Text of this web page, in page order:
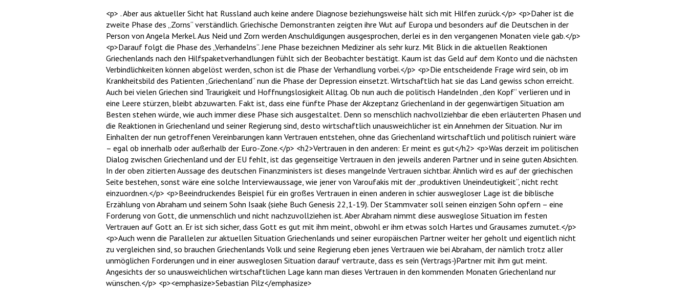
<p> . Aber aus aktueller Sicht hat Russland auch keine andere Diagnose beziehungsweise hält sich mit Hilfen zurück.</p> <p>Daher ist die
zweite Phase des „Zorns“ verständlich. Griechische Demonstranten zeigten ihre Wut auf Europa und besonders auf die Deutschen in der
Person von Angela Merkel. Aus Neid und Zorn werden Anschuldigungen ausgesprochen, derlei es in den vergangenen Monaten viele gab.</p>
<p>Darauf folgt die Phase des „Verhandelns“. Jene Phase bezeichnen Mediziner als sehr kurz. Mit Blick in die aktuellen Reaktionen
Griechenlands nach den Hilfspaketverhandlungen fühlt sich der Beobachter bestätigt. Kaum ist das Geld auf dem Konto und die nächsten
Verbindlichkeiten können abgelöst werden, schon ist die Phase der Verhandlung vorbei.</p> <p>Die entscheidende Frage wird sein, ob im
Krankheitsbild des Patienten „Griechenland“ nun die Phase der Depression einsetzt. Wirtschaftlich hat sie das Land gewiss schon erreicht.
Auch bei vielen Griechen sind Traurigkeit und Hoffnungslosigkeit Alltag. Ob nun auch die politisch Handelnden „den Kopf“ verlieren und in
eine Leere stürzen, bleibt abzuwarten. Fakt ist, dass eine fünfte Phase der Akzeptanz Griechenland in der gegenwärtigen Situation am
Besten stehen würde, wie auch immer diese Phase sich ausgestaltet. Denn so menschlich nachvollziehbar die eben erläuterten Phasen und
die Reaktionen in Griechenland und seiner Regierung sind, desto wirtschaftlich unausweichlicher ist ein Annehmen der Situation. Nur im
Einhalten der nun getroffenen Vereinbarungen kann Vertrauen entstehen, ohne das Griechenland wirtschaftlich und politisch ruiniert wäre
– egal ob innerhalb oder außerhalb der Euro-Zone.</p> <h2>Vertrauen in den anderen: Er meint es gut</h2> <p>Was derzeit im politischen
Dialog zwischen Griechenland und der EU fehlt, ist das gegenseitige Vertrauen in den jeweils anderen Partner und in seine guten Absichten.
In der oben zitierten Aussage des deutschen Finanzministers ist dieses mangelnde Vertrauen sichtbar. Ähnlich wird es auf der griechischen
Seite bestehen, sonst wäre eine solche Interviewaussage, wie jener von Varoufakis mit der „produktiven Uneindeutigkeit“, nicht recht
einzuordnen.</p> <p>Beeindruckendes Beispiel für ein großes Vertrauen in einen anderen in schier auswegloser Lage ist die biblische
Erzählung von Abraham und seinem Sohn Isaak (siehe Buch Genesis 22,1-19). Der Stammvater soll seinen einzigen Sohn opfern – eine
Forderung von Gott, die unmenschlich und nicht nachzuvollziehen ist. Aber Abraham nimmt diese ausweglose Situation im festen
Vertrauen auf Gott an. Er ist sich sicher, dass Gott es gut mit ihm meint, obwohl er ihm etwas solch Hartes und Grausames zumutet.</p>
<p>Auch wenn die Parallelen zur aktuellen Situation Griechenlands und seiner europäischen Partner weiter her geholt und eigentlich nicht
zu vergleichen sind, so brauchen Griechenlands Volk und seine Regierung eben jenes Vertrauen wie bei Abraham, der nämlich trotz aller
unmöglichen Forderungen und in einer ausweglosen Situation darauf vertraute, dass es sein (Vertrags-)Partner mit ihm gut meint.
Angesichts der so unausweichlichen wirtschaftlichen Lage kann man dieses Vertrauen in den kommenden Monaten Griechenland nur
wünschen.</p> <p><emphasize>Sebastian Pilz</emphasize>